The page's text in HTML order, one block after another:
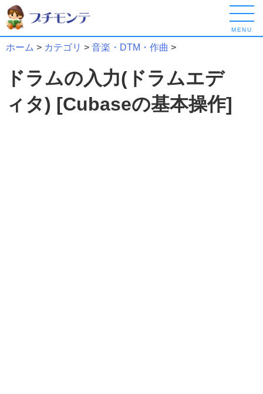
MENU
ホーム > カテゴリ > 音楽・DTM・作曲 >
ドラムの入力(ドラムエデ
ィタ) [Cubaseの基本操作]